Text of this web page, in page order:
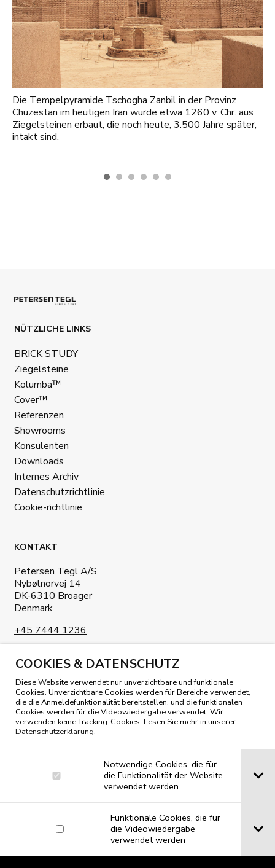
COOKIES & DATENSCHUTZ
Diese Website verwendet nur unverzichtbare und funktionale
Cookies. Unverzichtbare Cookies werden für Bereiche verwendet,
die die Anmeldefunktionalität bereitstellen, und die funktionalen
Cookies werden für die Videowiedergabe verwendet. Wir
verwenden keine Tracking-Cookies. Lesen Sie mehr in unserer
Datenschutzerklärung.
Notwendige Cookies, die für
die Funktionalität der Website
verwendet werden
Funktionale Cookies, die für
die Videowiedergabe
verwendet werden
Die Tempelpyramide Tschogha Zanbil in der Provinz
Chuzestan im heutigen Iran wurde etwa 1260 v. Chr. aus
Ziegelsteinen erbaut, die noch heute, 3.500 Jahre später,
intakt sind.
NÜTZLICHE LINKS
BRICK STUDY
Ziegelsteine
Kolumba™
Cover™
Referenzen
Showrooms
Konsulenten
Downloads
Internes Archiv
Datenschutzrichtlinie
Cookie-richtlinie
KONTAKT
Petersen Tegl A/S
Nybølnorvej 14
DK-6310 Broager
Denmark
+45 7444 1236
UNSER MAGAZIN LESEN